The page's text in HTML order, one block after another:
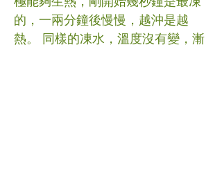
的，一兩分鐘後慢慢，越沖是越
熱。 同樣的凍水，溫度沒有變，漸